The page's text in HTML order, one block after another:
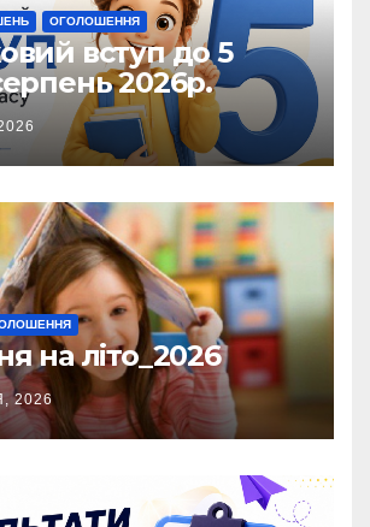
ОГОЛОШЕННЯ
вступ до 5
2026р.
на літо_2026
2026